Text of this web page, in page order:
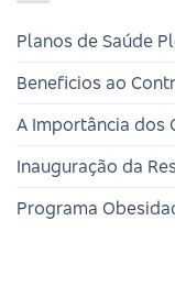
Planos de Saúde
Beneficios ao
A Importância dos
Inauguração da
Programa